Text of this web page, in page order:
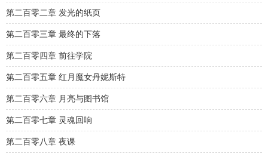
第二百零二章 发光的纸页
第二百零三章 最终的下落
第二百零四章 前往学院
第二百零五章 红月魔女丹妮斯特
第二百零六章 月亮与图书馆
第二百零七章 灵魂回响
第二百零八章 夜课